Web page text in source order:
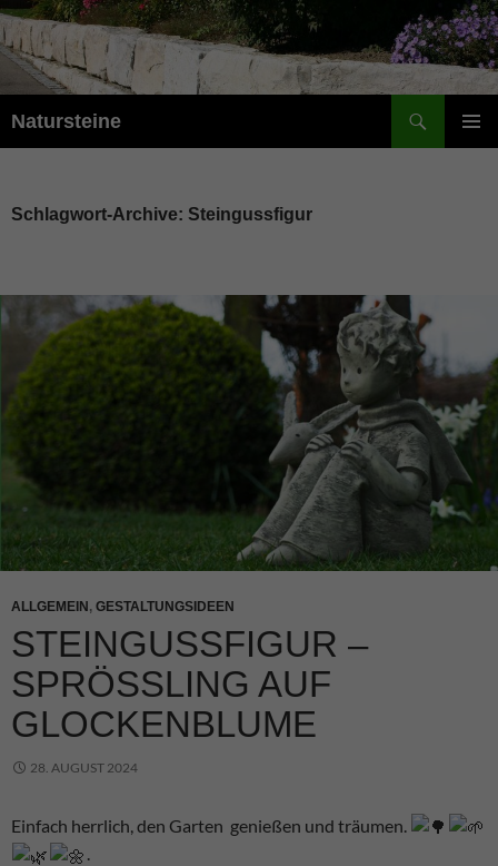
Natursteine
Schlagwort-Archive: Steingussfigur
ALLGEMEIN, GESTALTUNGSIDEEN
STEINGUSSFIGUR –
SPRÖSSLING AUF
GLOCKENBLUME
28. AUGUST 2024
Einfach herrlich, den Garten genießen und träumen.
.